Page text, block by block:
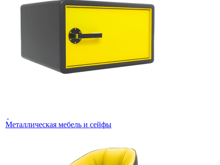
Металлическая мебель и сейфы